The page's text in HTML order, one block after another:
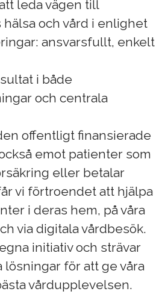
leda vägen till
och vård i enlighet
ansvarsfullt, enkelt
i både
och centrala
offentligt finansierade
emot patienter som
eller betalar
vi förtroendet att hjälpa
i deras hem, på våra
via digitala vårdbesök.
initiativ och strävar
lösningar för att ge våra
vårdupplevelsen.